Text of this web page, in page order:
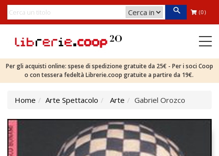
(0)
Per gli acquisti online: spese di spedizione gratuite da 25€ - Per i soci Coop
o con tessera fedeltà Librerie.coop gratuite a partire da 19€.
Home Arte Spettacolo Arte Gabriel Orozco